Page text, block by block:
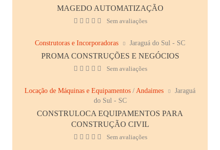
MAGEDO AUTOMATIZAÇÃO
Sem avaliações
Construtoras e Incorporadoras Jaraguá do Sul - SC
PROMA CONSTRUÇÕES E NEGÓCIOS
Sem avaliações
Locação de Máquinas e Equipamentos / Andaimes
Jaraguá
do Sul - SC
CONSTRULOCA EQUIPAMENTOS PARA
CONSTRUÇÃO CIVIL
Sem avaliações